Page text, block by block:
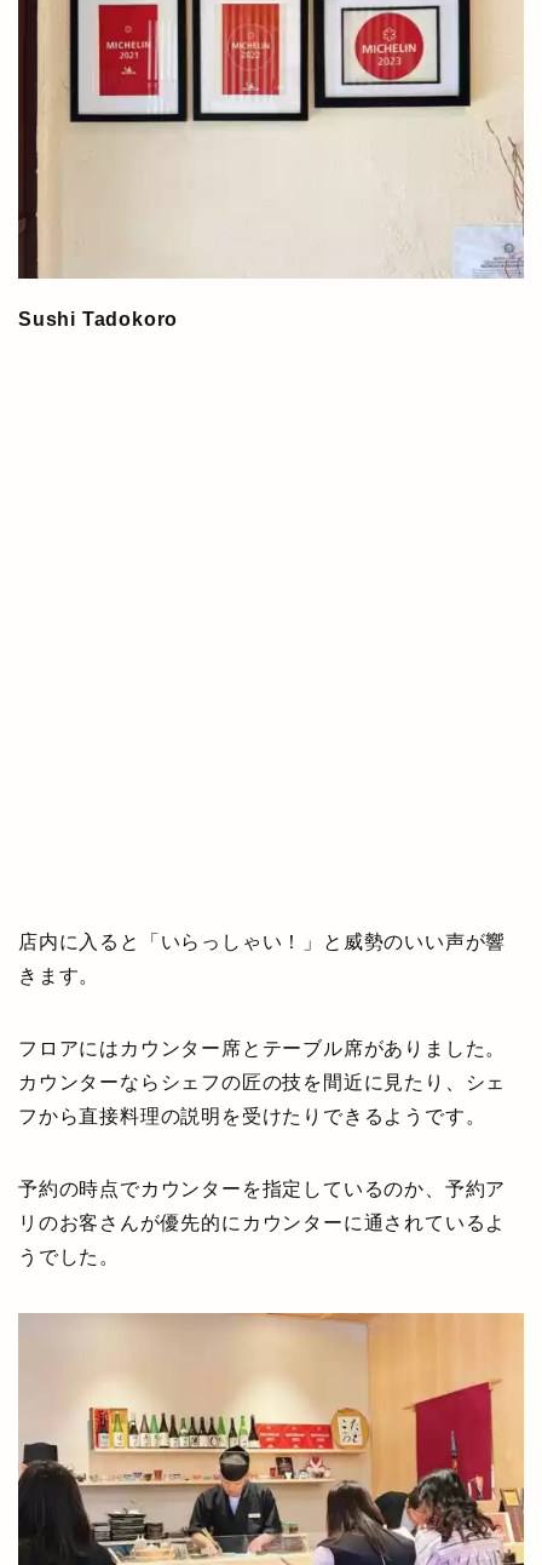
Sushi Tadokoro
店内に入ると「いらっしゃい！」と威勢のいい声が響
きます。
フロアにはカウンター席とテーブル席がありました。
カウンターならシェフの匠の技を間近に見たり、シェ
フから直接料理の説明を受けたりできるようです。
予約の時点でカウンターを指定しているのか、予約ア
リのお客さんが優先的にカウンターに通されているよ
うでした。